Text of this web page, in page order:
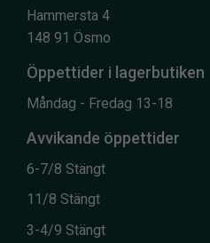
Hammersta 4
148 91 Ösmo
Öppettider i lagerbutiken
Måndag - Fredag 13-18
Avvikande öppettider
6-7/8 Stängt
11/8 Stängt
3-4/9 Stängt